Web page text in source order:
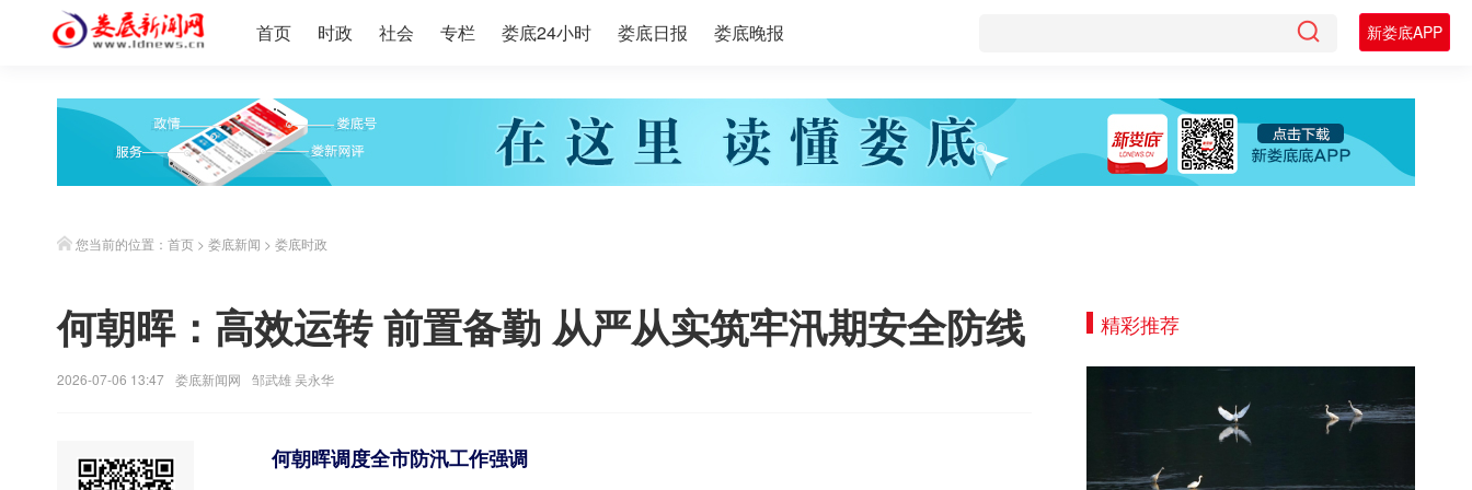
首页 时政 社会 专栏 娄底24小时 娄底日报 娄底晚报 新娄底APP
您当前的位置： 首页 > 娄底新闻 > 娄底时政
何朝晖：高效运转 前置备勤 从严从实筑牢汛期安全防线
2026-07-06 13:47 娄底新闻网 邹武雄 吴永华
何朝晖调度全市防汛工作强调
精彩推荐